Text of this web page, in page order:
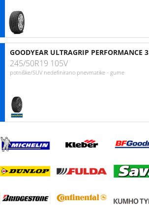
GOODYEAR ULTRAGRIP PERFORMANCE 3
245/50R19 105V
potniške/SUV nedefinirano pnevmatike - gume